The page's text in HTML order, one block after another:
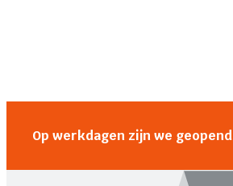
Op werkdagen zijn we